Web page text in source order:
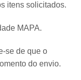
itens solicitados.
MAPA.
se de que o
do envio.